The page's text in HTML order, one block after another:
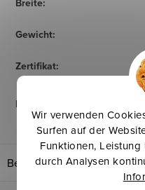
Wir verwenden
Surfen auf der
Funktionen,
durch Analysen
Breite:
Gewicht:
Zertifikat:
Pflegehinweise
Bewertung